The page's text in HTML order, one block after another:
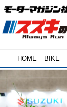
HOME BIKE